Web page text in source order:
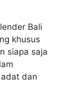
Bali
khusus
siapa saja
dan